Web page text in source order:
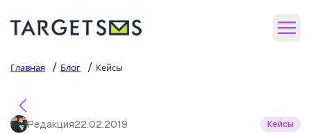
Главная / Блог / Кейсы
Редакция22.02.2019 Кейсы